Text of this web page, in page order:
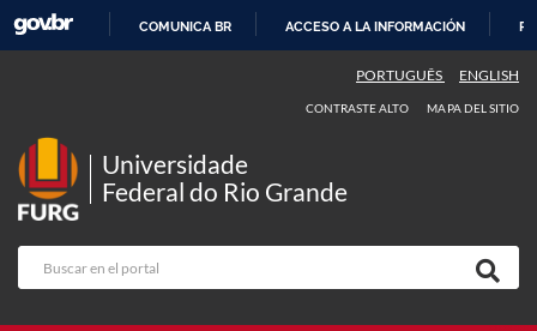
CONTENIDO
COMUNICA BR ACCESO A LA INFORMACIÓN
PORTUGUÊS ENGLISH
CONTRASTE ALTO MAPA DEL SITIO
Universidade
Federal do Rio Grande